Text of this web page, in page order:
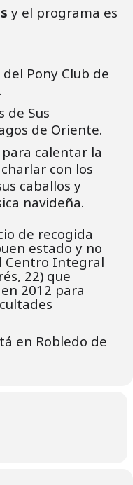
y el programa es
Pony Club de
de Sus
de Oriente.
calentar la
con los
caballos y
navideña.
de recogida
estado y no
Centro Integral
22) que
2012 para
en Robledo de